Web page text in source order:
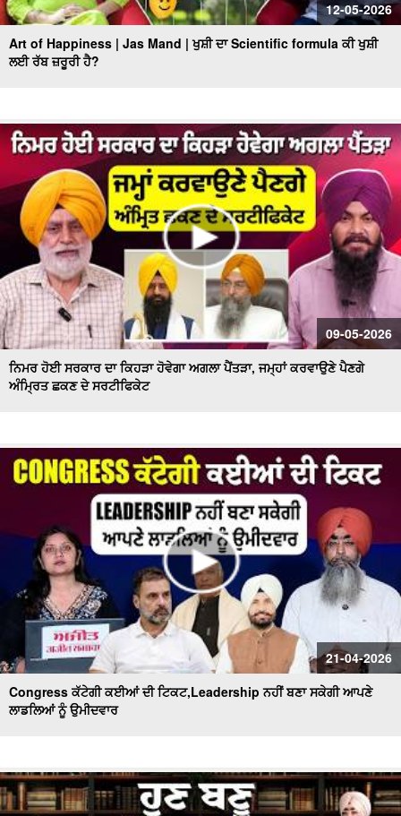
12-05-2026
Art of Happiness | Jas Mand | ਖੁਸ਼ੀ ਦਾ Scientific formula ਕੀ ਖੁਸ਼ੀ
ਲਈ ਰੱਬ ਜ਼ਰੂਰੀ ਹੈ?
09-05-2026
ਨਿਮਰ ਹੋਈ ਸਰਕਾਰ ਦਾ ਕਿਹੜਾ ਹੋਵੇਗਾ ਅਗਲਾ ਪੈਂਤੜਾ, ਜਮ੍ਹਾਂ ਕਰਵਾਉਣੇ ਪੈਣਗੇ
ਅੰਮ੍ਰਿਤ ਛਕਣ ਦੇ ਸਰਟੀਫਿਕੇਟ
21-04-2026
Congress ਕੱਟੇਗੀ ਕਈਆਂ ਦੀ ਟਿਕਟ,Leadership ਨਹੀਂ ਬਣਾ ਸਕੇਗੀ ਆਪਣੇ
ਲਾਡਲਿਆਂ ਨੂੰ ਉਮੀਦਵਾਰ